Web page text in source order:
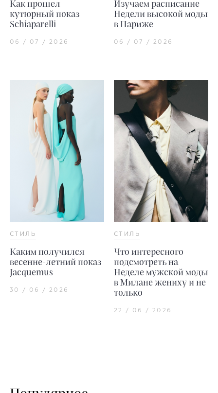
Как прошел
кутюрный показ
Schiaparelli
06 / 07 / 2026
Изучаем расписание
Недели высокой моды
в Париже
06 / 07 / 2026
СТИЛЬ
Каким получился
весенне-летний показ
Jacquemus
30 / 06 / 2026
СТИЛЬ
Что интересного
подсмотреть на
Неделе мужской моды
в Милане жениху и не
только
22 / 06 / 2026